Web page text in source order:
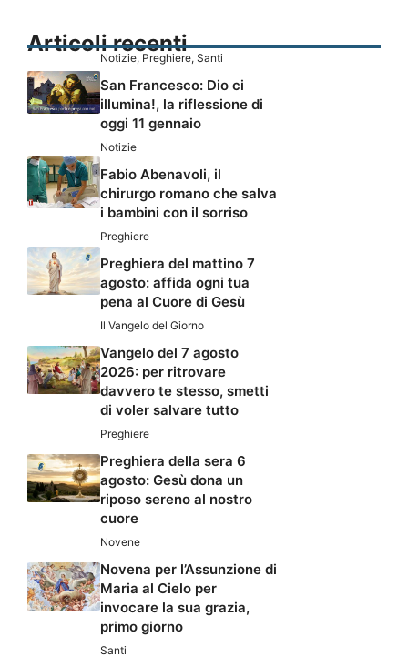
Articoli recenti
Notizie, Preghiere, Santi
San Francesco: Dio ci
illumina!, la riflessione di
oggi 11 gennaio
Notizie
Fabio Abenavoli, il
chirurgo romano che salva
i bambini con il sorriso
Preghiere
Preghiera del mattino 7
agosto: affida ogni tua
pena al Cuore di Gesù
Il Vangelo del Giorno
Vangelo del 7 agosto
2026: per ritrovare
davvero te stesso, smetti
di voler salvare tutto
Preghiere
Preghiera della sera 6
agosto: Gesù dona un
riposo sereno al nostro
cuore
Novene
Novena per l’Assunzione di
Maria al Cielo per
invocare la sua grazia,
primo giorno
Santi